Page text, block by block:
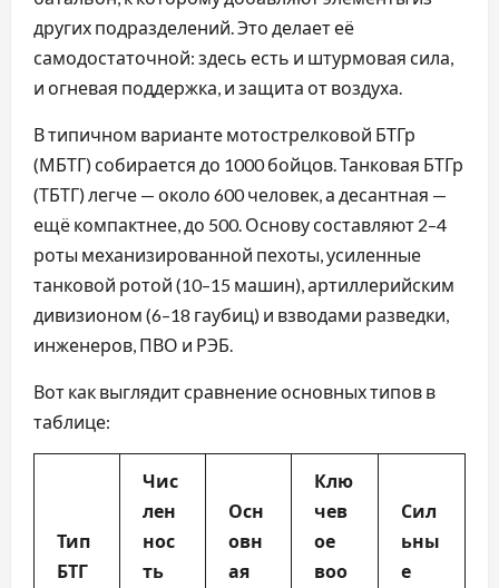
других подразделений. Это делает её
самодостаточной: здесь есть и штурмовая сила,
и огневая поддержка, и защита от воздуха.
В типичном варианте мотострелковой БТГр
(МБТГ) собирается до 1000 бойцов. Танковая БТГр
(ТБТГ) легче — около 600 человек, а десантная —
ещё компактнее, до 500. Основу составляют 2–4
роты механизированной пехоты, усиленные
танковой ротой (10–15 машин), артиллерийским
дивизионом (6–18 гаубиц) и взводами разведки,
инженеров, ПВО и РЭБ.
Вот как выглядит сравнение основных типов в
таблице:
Тип
БТГ
Чис
лен
нос
ть
Осн
овн
ая
Клю
чев
ое
воо
Сил
ьны
е